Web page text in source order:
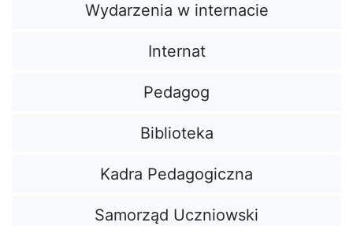
Wydarzenia w internacie
Internat
Pedagog
Biblioteka
Kadra Pedagogiczna
Samorząd Uczniowski